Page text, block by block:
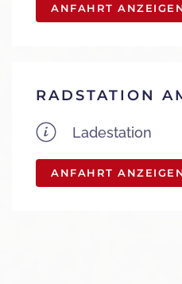
ANFAHRT
RADSTATION
Ladestation
ANFAHRT